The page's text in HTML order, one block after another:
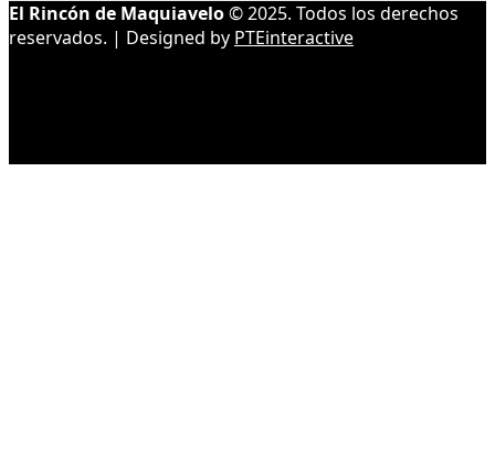
El Rincón de Maquiavelo© 2025. Todos los derechos
reservados. | Designed by PTEinteractive